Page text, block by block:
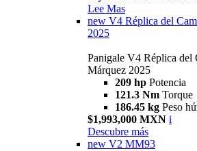
Lee Mas
new V4 Réplica del
2025
Panigale V4 Réplica del
Márquez 2025
209 hp Potencia
121.3 Nm Torque
186.45 kg Peso
$1,993,000 MXN i
Descubre más
new V2 MM93